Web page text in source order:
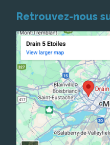
Retrouvez-nous